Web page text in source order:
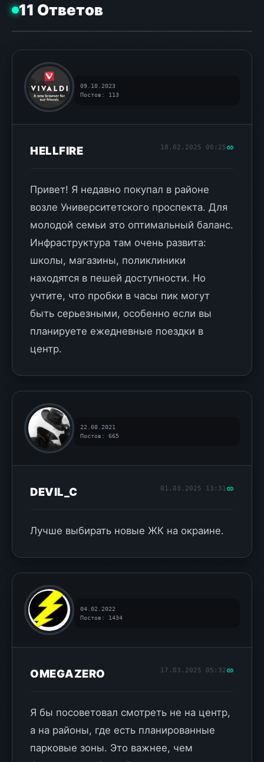
11 Ответов
09.10.2023
Постов: 113
HELLFIRE 18.02.2025 00:25
Привет! Я недавно покупал в районе
возле Университетского проспекта. Для
молодой семьи это оптимальный баланс.
Инфраструктура там очень развита:
школы, магазины, поликлиники
находятся в пешей доступности. Но
учтите, что пробки в часы пик могут
быть серьезными, особенно если вы
планируете ежедневные поездки в
центр.
22.08.2021
Постов: 665
DEVIL_C 01.03.2025 13:31
Лучше выбирать новые ЖК на окраине.
04.02.2022
Постов: 1434
OMEGAZERO 17.03.2025 05:32
Я бы посоветовал смотреть не на центр,
а на районы, где есть планированные
парковые зоны. Это важнее, чем